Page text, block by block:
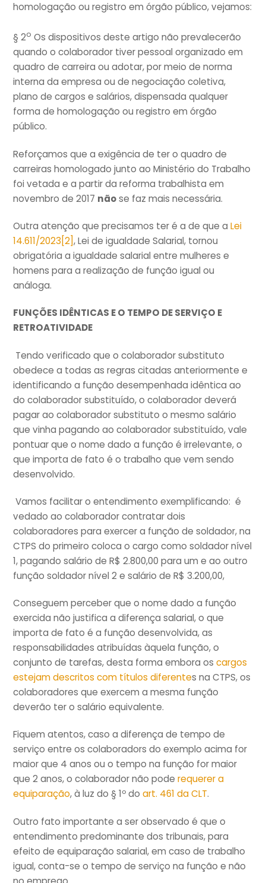
homologação ou registro em órgão público, vejamos:
§ 2o Os dispositivos deste artigo não prevalecerão
quando o colaborador tiver pessoal organizado em
quadro de carreira ou adotar, por meio de norma
interna da empresa ou de negociação coletiva,
plano de cargos e salários, dispensada qualquer
forma de homologação ou registro em órgão
público.
Reforçamos que a exigência de ter o quadro de
carreiras homologado junto ao Ministério do Trabalho
foi vetada e a partir da reforma trabalhista em
novembro de 2017 nãose faz mais necessária.
Outra atenção que precisamos ter é a de que aLei
14.611/2023 [2], Lei de igualdade Salarial, tornou
obrigatória a igualdade salarial entre mulheres e
homens para a realização de função igual ou
análoga.
FUNÇÕES IDÊNTICAS E O TEMPO DE SERVIÇO E
RETROATIVIDADE
Tendo verificado que o colaborador substituto
obedece a todas as regras citadas anteriormente e
identificando a função desempenhada idêntica ao
do colaborador substituído, o colaborador deverá
pagar ao colaborador substituto o mesmo salário
que vinha pagando ao colaborador substituído, vale
pontuar que o nome dado a função é irrelevante, o
que importa de fato é o trabalho que vem sendo
desenvolvido.
Vamos facilitar o entendimento exemplificando: é
vedado ao colaborador contratar dois
colaboradores para exercer a função de soldador, na
CTPS do primeiro coloca o cargo como soldador nível
1, pagando salário de R$ 2.800,00 para um e ao outro
função soldador nível 2 e salário de R$ 3.200,00,
Conseguem perceber que o nome dado a função
exercida não justifica a diferença salarial, o que
importa de fato é a função desenvolvida, as
responsabilidades atribuídas àquela função, o
conjunto de tarefas, desta forma embora oscargos
estejam descritos com títulos diferentes na CTPS, os
colaboradores que exercem a mesma função
deverão ter o salário equivalente.
Fiquem atentos, caso a diferença de tempo de
serviço entre os colaboradors do exemplo acima for
maior que 4 anos ou o tempo na função for maior
que 2 anos, o colaborador não poderequerer a
equiparação, à luz do § 1º doart. 461 da CLT.
Outro fato importante a ser observado é que o
entendimento predominante dos tribunais, para
efeito de equiparação salarial, em caso de trabalho
igual, conta-se o tempo de serviço na função e não